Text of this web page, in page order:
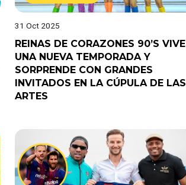
31 Oct 2025
REINAS DE CORAZONES 90’S VIVE
UNA NUEVA TEMPORADA Y
SORPRENDE CON GRANDES
INVITADOS EN LA CÚPULA DE LAS
ARTES